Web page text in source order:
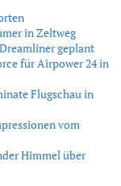
in Zeltweg
geplant
für Airpower 24 in
Flugschau in
vom
Himmel über